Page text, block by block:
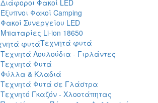
Διάφοροι Φακοί LED
Έξυπνοι Φακοί Camping
Φακοί Συνεργείου LED
Μπαταρίες Li-ion 18650
Τεχνητά φυτά
Τεχνητά Λουλούδια - Γιρλάντες
Τεχνητά Φυτά
Φύλλα & Κλαδιά
Τεχνητά Φυτά σε Γλάστρα
Τεχνητό Γκαζόν - Χλοοτάπητας